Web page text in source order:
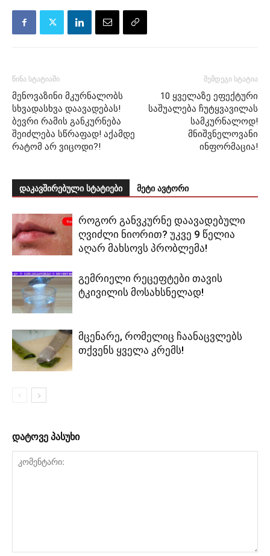
წინა სტატიაში
მენოვაზინი მკურნალობს
სხვადასხვა დაავადებას!
ბევრი რამის განკურნება
შეიძლება სწრაფად! აქამდე
რატომ არ ვიცოდი?!
შემდეგი სტატია
10 ყველაზე ეფექტური
საშუალება ჩუტყვავილას
სამკურნალოდ!
მნიშვნელოვანი
ინფორმაცია!
დაკავშირებული სტატიები მეტი ავტორი
როგორ განვკურნე დაავადებული
ღვიძლი ნიორით? უკვე 9 წელია
აღარ მახსოვს პრობლემა!
გემრიელი რეცეფტები თავის
ტკივილის მოსახსნელად!
მცენარე, რომელიც ჩაანაცვლებს
თქვენს ყველა კრემს!
დატოვე პასუხი